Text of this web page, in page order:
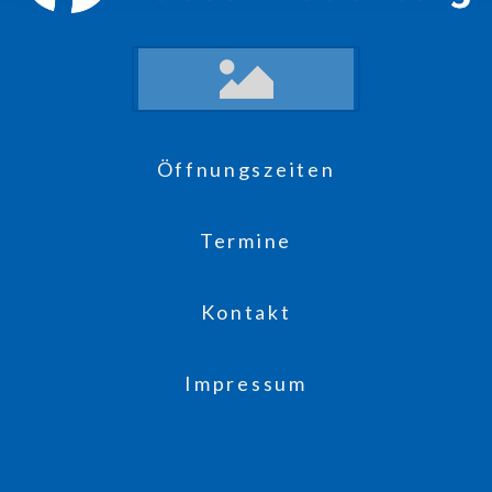
Öffnungszeiten
Termine
Kontakt
Impressum